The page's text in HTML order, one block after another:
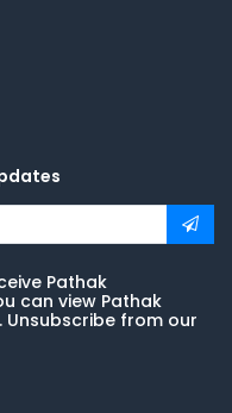
Pathak
can view Pathak
Unsubscribe from our